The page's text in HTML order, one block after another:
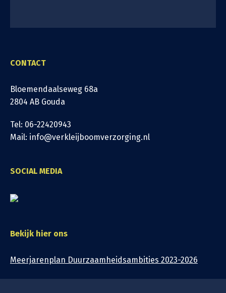
CONTACT
Bloemendaalseweg 68a
2804 AB Gouda
Tel: 06-22420943
Mail: info@verkleijboomverzorging.nl
SOCIAL MEDIA
Bekijk hier ons
Meerjarenplan Duurzaamheidsambities 2023-2026